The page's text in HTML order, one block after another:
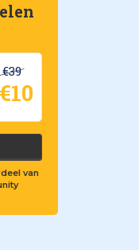
€39
€10
van